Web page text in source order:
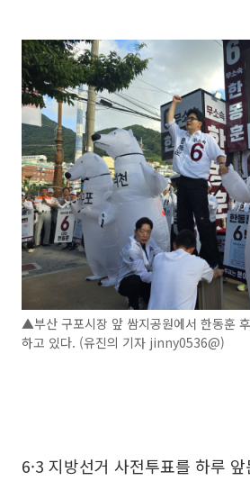
▲부산 구포시장 앞 쌈지공원에서 한동훈
하고 있다. (유진의 기자 jinny0536@)
6·3 지방선거 사전투표를 하루